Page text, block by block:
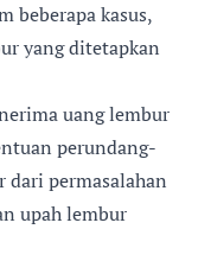
beberapa kasus,
yang ditetapkan
uang lembur
perundang-
dari permasalahan
upah lembur